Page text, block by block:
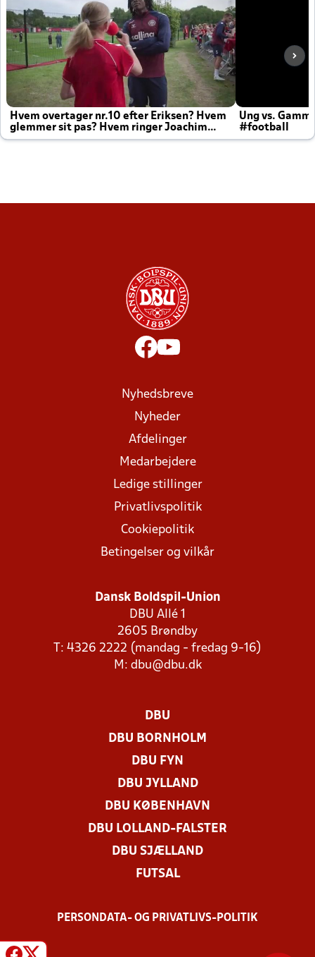
Hvem overtager nr.10 efter Eriksen? Hvem
glemmer sit pas? Hvem ringer Joachim
altid til efter kampe?
Ung vs.
#football
Nyhedsbreve
Nyheder
Afdelinger
Medarbejdere
Ledige stillinger
Privatlivspolitik
Cookiepolitik
Betingelser og vilkår
Dansk Boldspil-Union
DBU Allé 1
2605 Brøndby
T: 4326 2222 (mandag - fredag 9-16)
M: dbu@dbu.dk
DBU
DBU BORNHOLM
DBU FYN
DBU JYLLAND
DBU KØBENHAVN
DBU LOLLAND-FALSTER
DBU SJÆLLAND
FUTSAL
PERSONDATA- OG PRIVATLIVS-POLITIK